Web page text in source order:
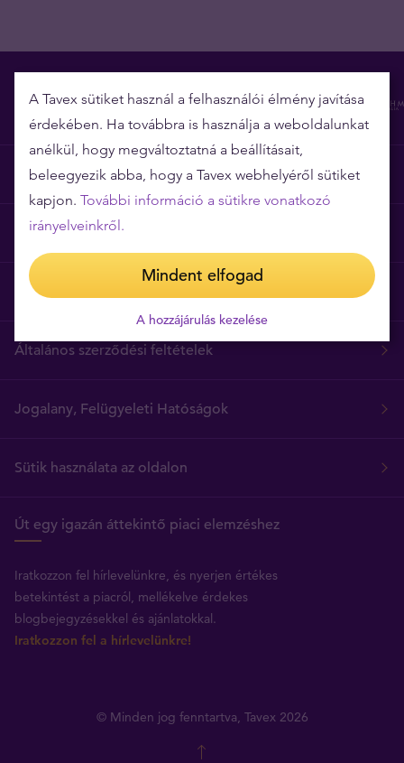
Miért épp a Tavex?
Árgarancia
Gyakori kérdések
Általános szerződési feltételek
Jogalany, Felügyeleti Hatóságok
Sütik használata az oldalon
Út egy igazán áttekintő piaci elemzéshez
Iratkozzon fel hírlevelünkre, és nyerjen értékes
betekintést a piacról, mellékelve érdekes
blogbejegyzésekkel és ajánlatokkal.
Iratkozzon fel a hírlevelünkre!
© Minden jog fenntartva, Tavex 2026
A Tavex sütiket használ a felhasználói élmény javítása
érdekében. Ha továbbra is használja a weboldalunkat
anélkül, hogy megváltoztatná a beállításait,
beleegyezik abba, hogy a Tavex webhelyéről sütiket
kapjon. További információ a sütikre vonatkozó
irányelveinkről.
Mindent elfogad
A hozzájárulás kezelése